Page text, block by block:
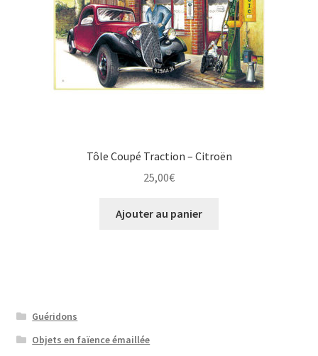
Tôle Coupé Traction – Citroën
25,00€
Ajouter au panier
Guéridons
Objets en faïence émaillée